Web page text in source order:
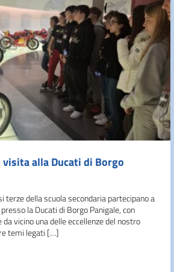
alla Ducati di Borgo
terze della scuola secondaria partecipano a
la Ducati di Borgo Panigale, con
da vicino una delle eccellenze del nostro
temi legati […]